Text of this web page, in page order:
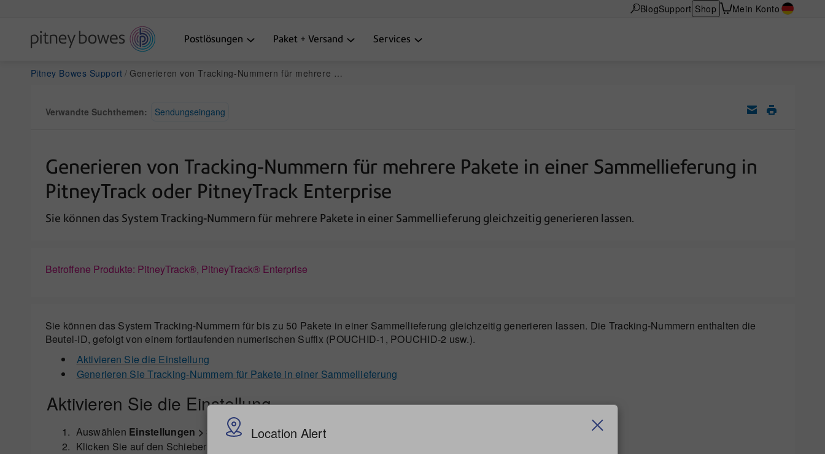
Location Alert
BlogSupport Shop Mein Konto
Postlösungen Paket + Versand Services
Pitney Bowes Support Generieren von Tracking-Nummern für mehrere Pakete in einer Sammellieferung in PitneyTrack oder PitneyTrack Enterprise
Verwandte Suchthemen: Sendungseingang
Generieren von Tracking-Nummern für mehrere Pakete in einer Sammellieferung in
PitneyTrack oder PitneyTrack Enterprise
Sie können das System Tracking-Nummern für mehrere Pakete in einer Sammellieferung gleichzeitig generieren lassen.
Betroffene Produkte: PitneyTrack®, PitneyTrack® Enterprise
Sie können das System Tracking-Nummern für bis zu 50 Pakete in einer Sammellieferung gleichzeitig generieren lassen. Die Tracking-Nummern enthalten die
Beutel-ID, gefolgt von einem fortlaufenden numerischen Suffix (POUCHID-1, POUCHID-2 usw.).
Aktivieren Sie die Einstellung
Generieren Sie Tracking-Nummern für Pakete in einer Sammellieferung
Aktivieren Sie die Einstellung
Auswählen Einstellungen > Sammellieferung.
Klicken Sie auf den Schieber unter